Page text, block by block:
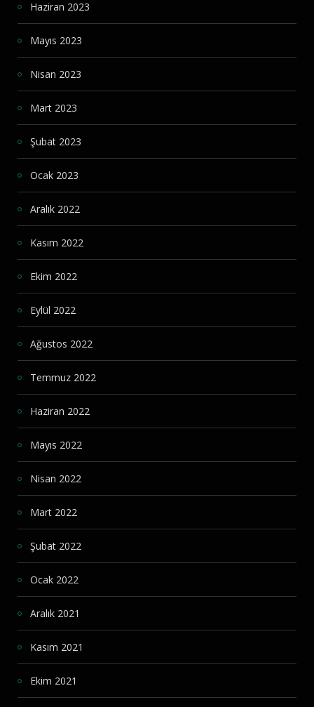
Haziran 2023
Mayıs 2023
Nisan 2023
Mart 2023
Şubat 2023
Ocak 2023
Aralık 2022
Kasım 2022
Ekim 2022
Eylül 2022
Ağustos 2022
Temmuz 2022
Haziran 2022
Mayıs 2022
Nisan 2022
Mart 2022
Şubat 2022
Ocak 2022
Aralık 2021
Kasım 2021
Ekim 2021